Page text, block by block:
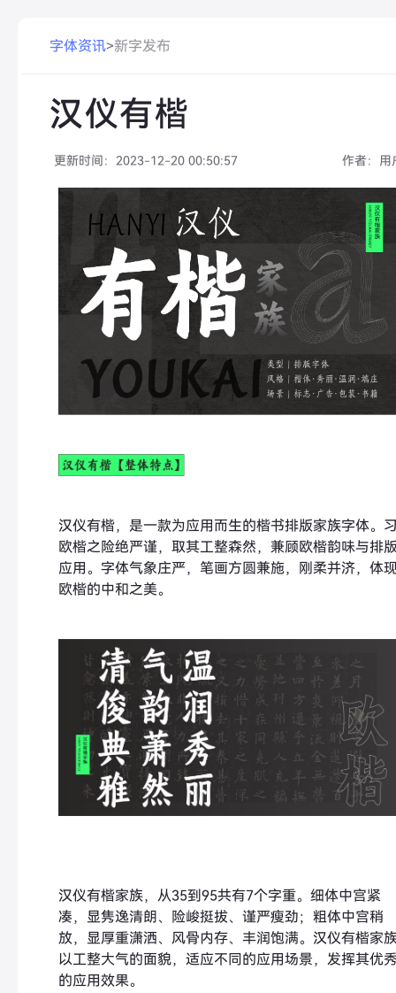
字体资讯>新字发布
汉仪有楷
更新时间： 2023-12-20 00:50:57 作者： 用
汉仪有楷，是一款为应用而生的楷书排版家族字体。
欧楷之险绝严谨，取其工整森然，兼顾欧楷韵味与排
应用。字体气象庄严，笔画方圆兼施，刚柔并济，体
欧楷的中和之美。
汉仪有楷家族，从35到95共有7个字重。细体中宫紧
凑，显隽逸清朗、险峻挺拔、谨严瘦劲；粗体中宫稍
放，显厚重潇洒、风骨内存、丰润饱满。汉仪有楷家
以工整大气的面貌，适应不同的应用场景，发挥其优
的应用效果。